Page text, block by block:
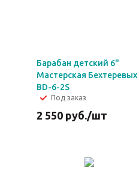
Барабан детский 6"
Мастерская Бехтеревых
BD-6-2S
Под заказ
2 550руб./шт